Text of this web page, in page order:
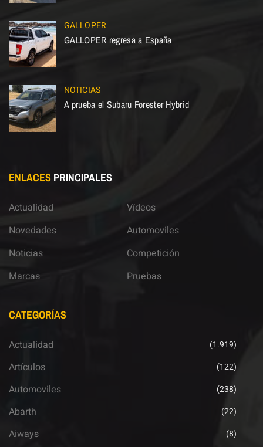
GALLOPER
GALLOPER regresa a España
NOTICIAS
A prueba el Subaru Forester Hybrid
ENLACES PRINCIPALES
Actualidad
Novedades
Noticias
Marcas
Vídeos
Automoviles
Competición
Pruebas
CATEGORÍAS
Actualidad (1.919)
Artículos (122)
Automoviles (238)
Abarth (22)
Aiways (8)